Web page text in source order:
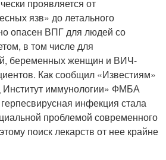
проявляется от
язв» до летального
опасен ВПГ для людей со
в том числе для
беременных женщин и ВИЧ-
Как сообщил «Известиям»
иммунологии» ФМБА
инфекция стала
проблемой современного
поиск лекарств от нее крайне